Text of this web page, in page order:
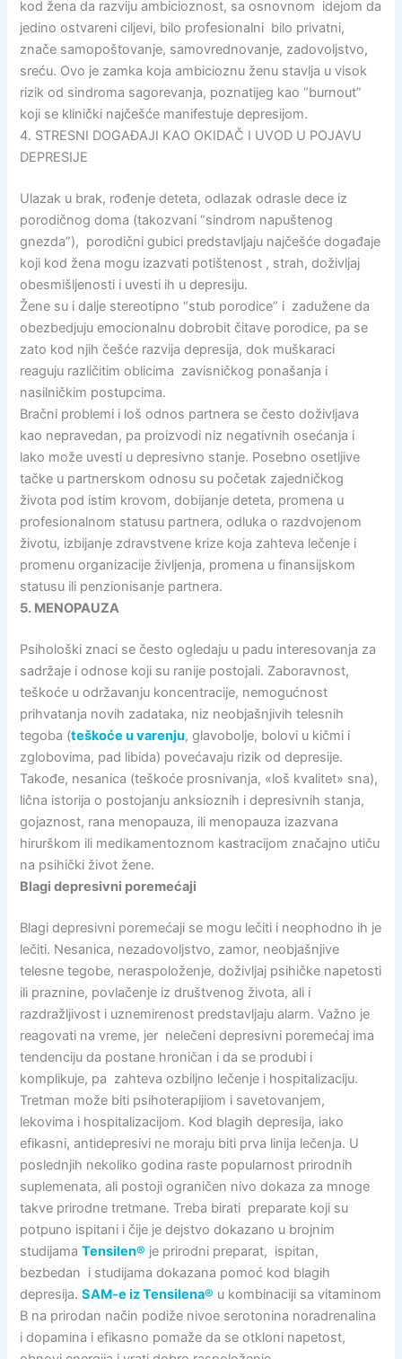
kod žena da razviju ambicioznost, sa osnovnom idejom da
jedino ostvareni ciljevi, bilo profesionalni bilo privatni,
znače samopoštovanje, samovrednovanje, zadovoljstvo,
sreću. Ovo je zamka koja ambicioznu ženu stavlja u visok
rizik od sindroma sagorevanja, poznatijeg kao “burnout”
koji se klinički najčešće manifestuje depresijom.
4. STRESNI DOGAĐAJI KAO OKIDAČ I UVOD U POJAVU
DEPRESIJE
Ulazak u brak, rođenje deteta, odlazak odrasle dece iz
porodičnog doma (takozvani “sindrom napuštenog
gnezda”), porodični gubici predstavljaju najčešće događaje
koji kod žena mogu izazvati potištenost , strah, doživljaj
obesmišljenosti i uvesti ih u depresiju.
Žene su i dalje stereotipno “stub porodice” i zadužene da
obezbedjuju emocionalnu dobrobit čitave porodice, pa se
zato kod njih češće razvija depresija, dok muškaraci
reaguju različitim oblicima zavisničkog ponašanja i
nasilničkim postupcima.
Bračni problemi i loš odnos partnera se često doživljava
kao nepravedan, pa proizvodi niz negativnih osećanja i
lako može uvesti u depresivno stanje. Posebno osetljive
tačke u partnerskom odnosu su početak zajedničkog
života pod istim krovom, dobijanje deteta, promena u
profesionalnom statusu partnera, odluka o razdvojenom
životu, izbijanje zdravstvene krize koja zahteva lečenje i
promenu organizacije življenja, promena u finansijskom
statusu ili penzionisanje partnera.
5. MENOPAUZA
Psihološki znaci se često ogledaju u padu interesovanja za
sadržaje i odnose koji su ranije postojali. Zaboravnost,
teškoće u održavanju koncentracije, nemogućnost
prihvatanja novih zadataka, niz neobjašnjivih telesnih
tegoba (teškoće u varenju, glavobolje, bolovi u kičmi i
zglobovima, pad libida) povećavaju rizik od depresije.
Takođe, nesanica (teškoće prosnivanja, «loš kvalitet» sna),
lična istorija o postojanju anksioznih i depresivnih stanja,
gojaznost, rana menopauza, ili menopauza izazvana
hirurškom ili medikamentoznom kastracijom značajno utiču
na psihički život žene.
Blagi depresivni poremećaji
Blagi depresivni poremećaji se mogu lečiti i neophodno ih je
lečiti. Nesanica, nezadovoljstvo, zamor, neobjašnjive
telesne tegobe, neraspoloženje, doživljaj psihičke napetosti
ili praznine, povlačenje iz društvenog života, ali i
razdražljivost i uznemirenost predstavljaju alarm. Važno je
reagovati na vreme, jer nelečeni depresivni poremećaj ima
tendenciju da postane hroničan i da se produbi i
komplikuje, pa zahteva ozbiljno lečenje i hospitalizaciju.
Tretman može biti psihoterapijiom i savetovanjem,
lekovima i hospitalizacijom. Kod blagih depresija, iako
efikasni, antidepresivi ne moraju biti prva linija lečenja. U
poslednjih nekoliko godina raste popularnost prirodnih
suplemenata, ali postoji ograničen nivo dokaza za mnoge
takve prirodne tretmane. Treba birati preparate koji su
potpuno ispitani i čije je dejstvo dokazano u brojnim
studijamaTensilen® je prirodni preparat, ispitan,
bezbedan i studijama dokazana pomoć kod blagih
depresija.SAM-e iz Tensilena® u kombinaciji sa vitaminom
B na prirodan način podiže nivoe serotonina noradrenalina
i dopamina i efikasno pomaže da se otkloni napetost,